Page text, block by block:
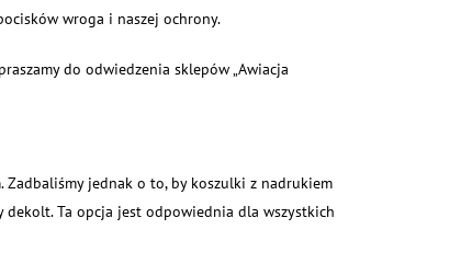
wroga i naszej ochrony.
do odwiedzenia sklepów „Awiacja
jednak o to, by koszulki z nadrukiem
dekolt. Ta opcja jest odpowiednia dla wszystkich